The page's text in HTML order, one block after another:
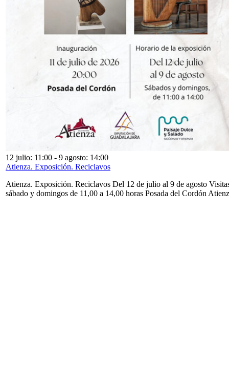
12 julio: 11:00 - 9 agosto: 14:00
Atienza. Exposición. Reciclavos
Atienza. Exposición. Reciclavos Del 12 de julio al 9 de agosto
sábado y domingos de 11,00 a 14,00 horas Posada del Cordón